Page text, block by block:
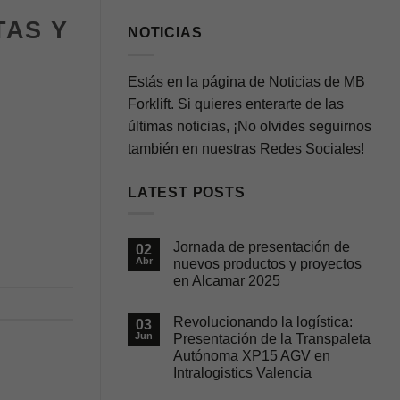
Y
NOTICIAS
Estás en la página de Noticias de MB
Forklift. Si quieres enterarte de las
últimas noticias, ¡No olvides seguirnos
también en nuestras Redes Sociales!
LATEST POSTS
02
Abr
Jornada de presentación de
nuevos productos y proyectos
en Alcamar 2025
comentarios
en
Jornada
de
presentación
de
03
Jun
Revolucionando la logística:
Presentación de la Transpaleta
Autónoma XP15 AGV en
Intralogistics Valencia